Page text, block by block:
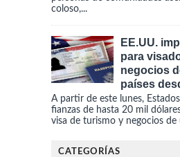
coloso,...
EE.UU.
para
negocios
países
A partir de este lunes,
fianzas de hasta 20 mil
visa de turismo y negocios de
CATEGORÍAS